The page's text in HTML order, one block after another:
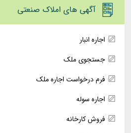
آگهی های املاک صنعتی
اجاره انبار
جستجوی ملک
فرم درخواست اجاره ملک
اجاره سوله
فروش کارخانه